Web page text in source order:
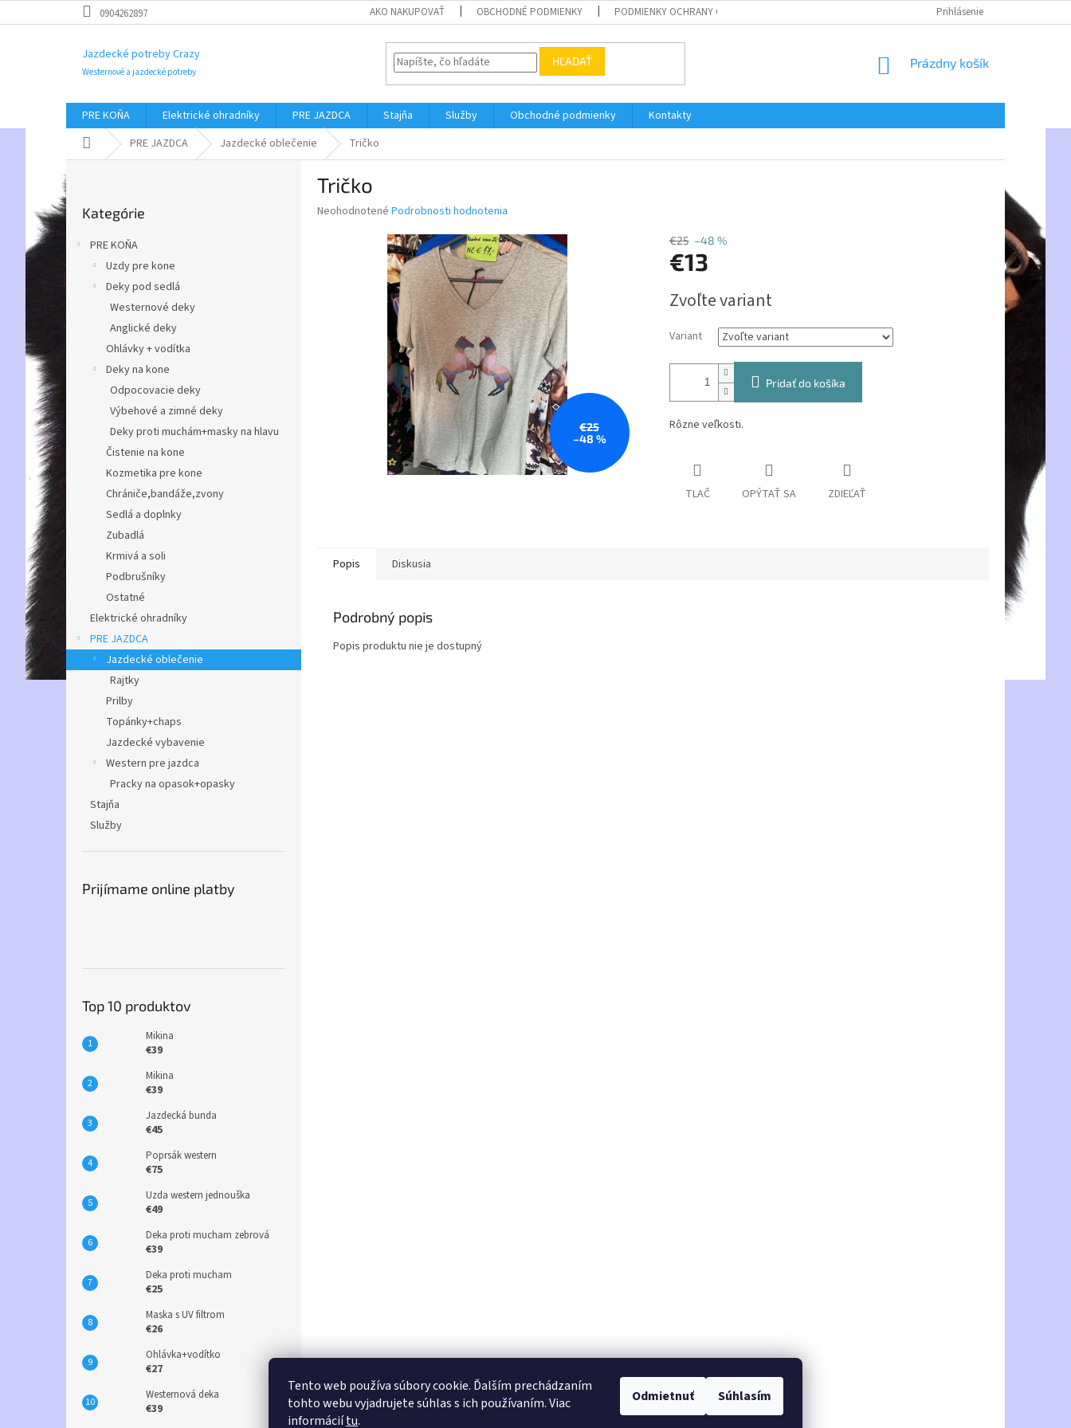
Tento web používa súbory cookie. Ďalším prechádzaním
tohto webu vyjadrujete súhlas s ich používaním. Viac
informáciítu.
Odmietnuť Súhlasím
na
0904262897 AKO NAKUPOVAŤ OBCHODNÉ PODMIENKY PODMIENKY OCHRANY OSOBNÝCH ÚDAJOV Prihlásenie
Jazdecké potreby Crazy
Westernové a jazdecké potreby
HĽADAŤ
NÁKUPNÝ
Prázdny košík
PRE KOŇA Elektrické ohradníky PRE JAZDCA Stajňa Služby Obchodné podmienky
Kontakty
DomovPRE JAZDCA Jazdecké oblečenie Tričko
o
č
n
kategórie
Kategórie
PRE KOŇA
Uzdy pre kone
Deky pod sedlá
Westernové deky
Anglické deky
Ohlávky + vodítka
Deky na kone
Odpocovacie deky
Výbehové a zimné deky
Deky proti muchám+masky na hlavu
Čistenie na kone
Kozmetika pre kone
Chrániče,bandáže,zvony
Sedlá a doplnky
Zubadlá
Krmivá a soli
Podbrušníky
Ostatné
Elektrické ohradníky
PRE JAZDCA
Jazdecké oblečenie
Rajtky
Prilby
Topánky+chaps
Jazdecké vybavenie
Western pre jazdca
Pracky na opasok+opasky
Stajňa
Služby
Prijímame online platby
Top 10 produktov
Mikina
€39
Mikina
€39
Jazdecká bunda
€45
Poprsák western
€75
Uzda western jednouška
€49
Deka proti mucham zebrová
€39
Deka proti mucham
€25
Maska s UV filtrom
€26
Ohlávka+vodítko
€27
Westernová deka
€39
Tričko
Priemerné
Neohodnotené Podrobnosti hodnotenia
€25
–48 %
€25 –48 %
€13
cena:
Zvoľte variant
Variant
Pridať do košíka
Rôzne veľkosti.
TLAČ OPÝTAŤ SA ZDIEĽAŤ
Popis Diskusia
Podrobný popis
Popis produktu nie je dostupný